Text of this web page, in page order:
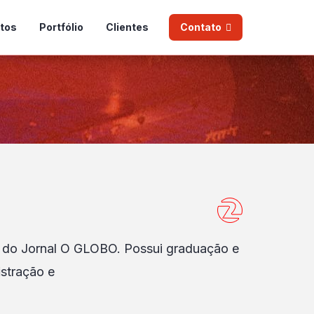
Portfólio Clientes Contato
Jornal O GLOBO. Possui graduação e
e